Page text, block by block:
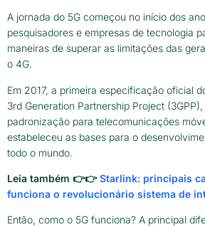
A jornada do 5G começou no início dos
pesquisadores e empresas de tecnologia
maneiras de superar as limitações das
o 4G.
Em 2017, a primeira especificação oficial
3rd Generation Partnership Project
padronização para telecomunicações
estabeleceu as bases para o
todo o mundo.
Leia também 👉👉 Starlink: principais
funciona o revolucionário sistema de
Então, como o 5G funciona? A principal